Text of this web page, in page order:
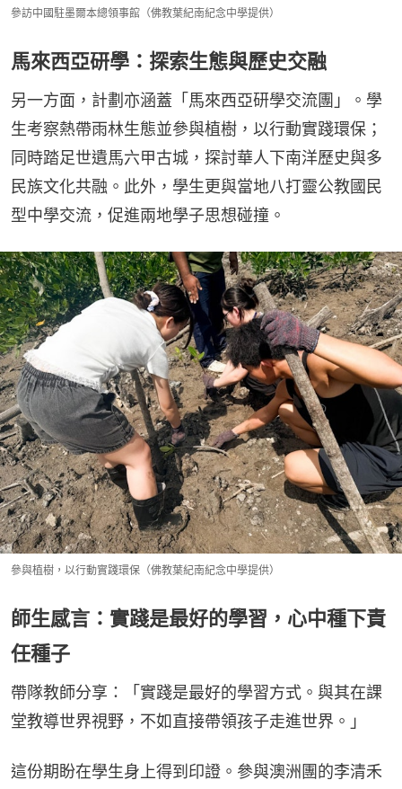
參訪中國駐墨爾本總領事館（佛教葉紀南紀念中學提供）
馬來西亞研學：探索生態與歷史交融
另一方面，計劃亦涵蓋「馬來西亞研學交流團」。學
生考察熱帶雨林生態並參與植樹，以行動實踐環保；
同時踏足世遺馬六甲古城，探討華人下南洋歷史與多
民族文化共融。此外，學生更與當地八打靈公教國民
型中學交流，促進兩地學子思想碰撞。
參與植樹，以行動實踐環保（佛教葉紀南紀念中學提供）
師生感言：實踐是最好的學習，心中種下責
任種子
帶隊教師分享：「實踐是最好的學習方式。與其在課
堂教導世界視野，不如直接帶領孩子走進世界。」
這份期盼在學生身上得到印證。參與澳洲團的李清禾